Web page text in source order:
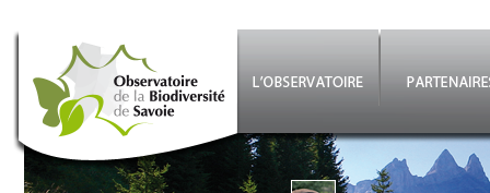
Aller au contenu principal